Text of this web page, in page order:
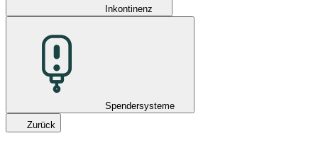
Inkontinenz
Spendersysteme
Zurück